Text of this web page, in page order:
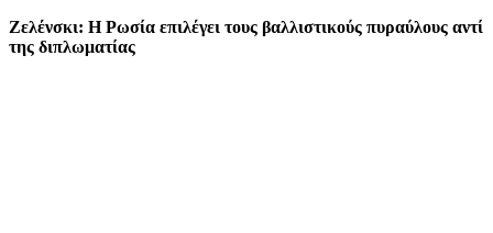
Ζελένσκι: Η Ρωσία επιλέγει τους βαλλιστικούς πυραύλους αντί
της διπλωματίας